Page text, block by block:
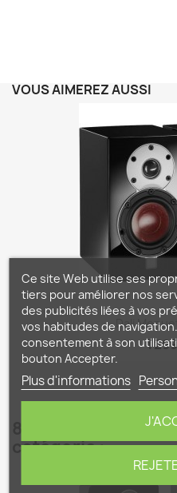
VOUS AIMEREZ AUSSI
Dali
1
8 autres produits
catégorie :
Ce site Web utilise ses
tiers pour améliorer nos
des publicités liées à vos
vos habitudes de
consentement à son
bouton Accepter.
Plus d'informations